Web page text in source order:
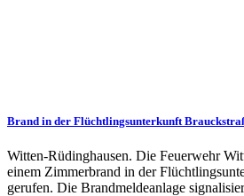
Brand in der Flüchtlings­­unterkunft
Witten-Rüdinghausen. Die Feuerwehr
einem Zimmer­brand in der
gerufen. Die Brand­melde­anlage